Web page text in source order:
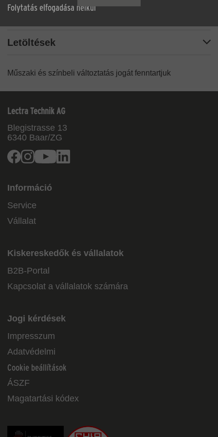
Folytatás elfogadása nélkül
Letöltések
Műszaki és színbeli változtatás jogát fenntartjuk
Lectra Technik AG
Blegistrasse 13
6340 Baar/ZG
Facebook
InstagramYoutube
Információ
Service
Vállalat
Kiskereskedők és vállalatok
B2B-Portal
Kapcsolat a vállalatok számára
Jogi kérdések
Impresszum
Adatvédelmi
Cookie beállítások
ÁSZF
Magatartási kódex